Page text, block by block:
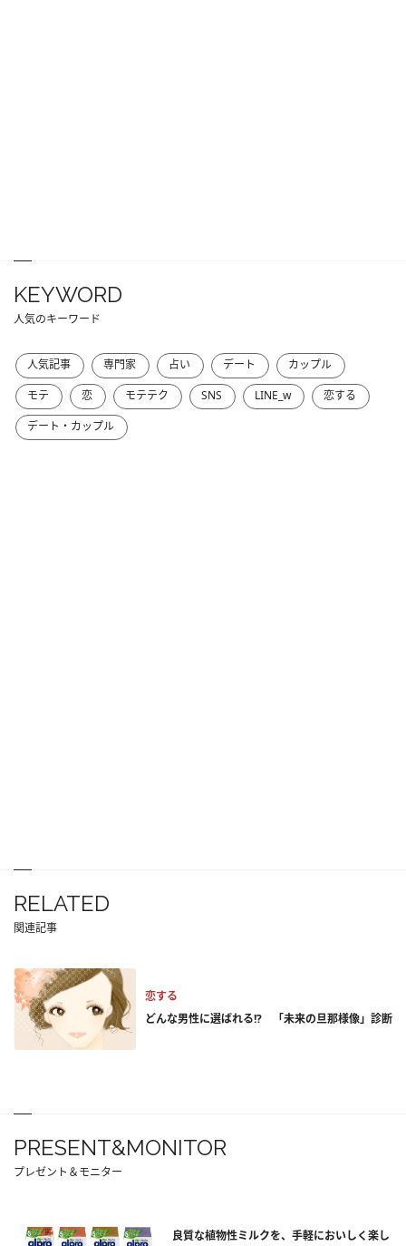
KEYWORD
人気のキーワード
人気記事 専門家 占い デート
カップル
モテ
恋 モテテク SNS LINE_w
恋する
デート・カップル
RELATED
関連記事
恋する
どんな男性に選ばれる!? 「未来の旦那様像」診断
PRESENT&MONITOR
プレゼント＆モニター
良質な植物性ミルクを、手軽においしく楽し